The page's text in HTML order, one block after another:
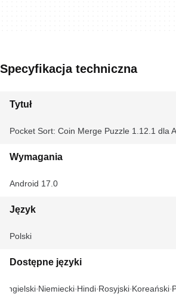
Specyfikacja techniczna
Tytuł
Pocket Sort: Coin Merge Puzzle 1.12.1 dla
Wymagania
Android 17.0
Język
Polski
Dostępne języki
Angielski Niemiecki Hindi Rosyjski Koreański